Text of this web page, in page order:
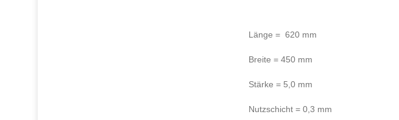
Länge = 620 mm
Breite = 450 mm
Stärke = 5,0 mm
Nutzschicht = 0,3 mm